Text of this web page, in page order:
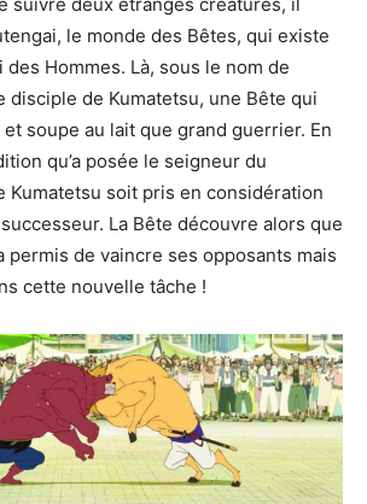
le monde des Bêtes, qui existe
Hommes. Là, sous le nom de
disciple de Kumatetsu, une Bête qui
soupe au lait que grand guerrier. En
qu’a posée le seigneur du
Kumatetsu soit pris en considération
La Bête découvre alors que
permis de vaincre ses opposants mais
cette nouvelle tâche !